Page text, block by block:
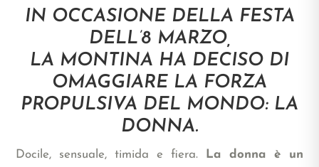
IN OCCASIONE DELLA FESTA
DELL’8 MARZO,
LA MONTINA HA DECISO DI
OMAGGIARE LA FORZA
PROPULSIVA DEL MONDO: LA
DONNA.
Docile, sensuale, timida e fiera.
La donna è un